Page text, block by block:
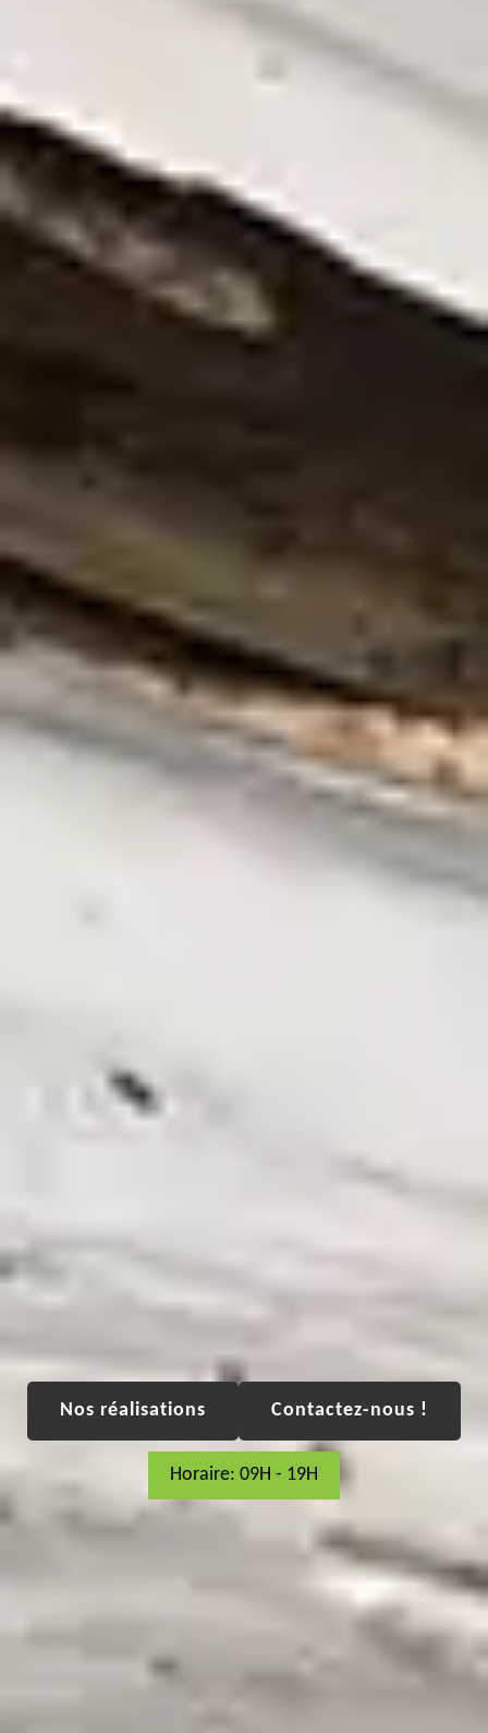
Nos réalisations Contactez-nous !
Horaire: 09H - 19H